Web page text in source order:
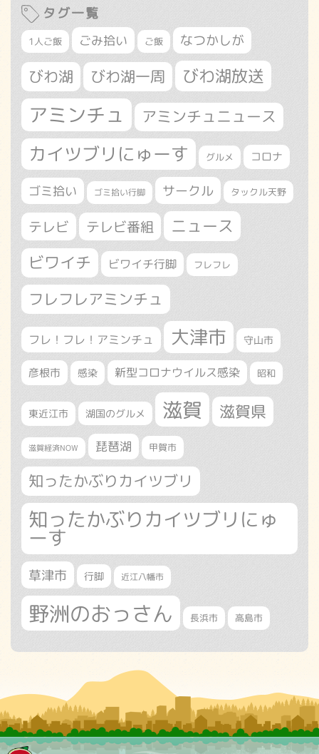
タグ一覧
1人ご飯 ごみ拾い ご飯 なつかしが
びわ湖 びわ湖一周 びわ湖放送
アミンチュ アミンチュニュース
カイツブリにゅーす グルメ コロナ
ゴミ拾い ゴミ拾い行脚 サークル タックル天野
テレビ テレビ番組 ニュース
ビワイチ ビワイチ行脚 フレフレ
フレフレアミンチュ
フレ！フレ！アミンチュ 大津市 守山市
彦根市 感染 新型コロナウイルス感染 昭和
東近江市 湖国のグルメ 滋賀 滋賀県
滋賀経済NOW 琵琶湖 甲賀市
知ったかぶりカイツブリ
知ったかぶりカイツブリにゅ
ーす
草津市 行脚 近江八幡市
野洲のおっさん 長浜市 高島市